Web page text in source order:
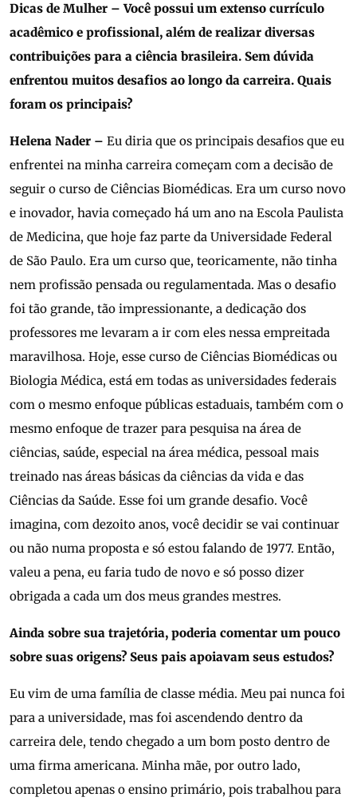
Dicas de Mulher – Você possui um extenso currículo
acadêmico e profissional, além de realizar diversas
contribuições para a ciência brasileira. Sem dúvida
enfrentou muitos desafios ao longo da carreira. Quais
foram os principais?
Helena Nader – Eu diria que os principais desafios que eu
enfrentei na minha carreira começam com a decisão de
seguir o curso de Ciências Biomédicas. Era um curso novo
e inovador, havia começado há um ano na Escola Paulista
de Medicina, que hoje faz parte da Universidade Federal
de São Paulo. Era um curso que, teoricamente, não tinha
nem profissão pensada ou regulamentada. Mas o desafio
foi tão grande, tão impressionante, a dedicação dos
professores me levaram a ir com eles nessa empreitada
maravilhosa. Hoje, esse curso de Ciências Biomédicas ou
Biologia Médica, está em todas as universidades federais
com o mesmo enfoque públicas estaduais, também com o
mesmo enfoque de trazer para pesquisa na área de
ciências, saúde, especial na área médica, pessoal mais
treinado nas áreas básicas da ciências da vida e das
Ciências da Saúde. Esse foi um grande desafio. Você
imagina, com dezoito anos, você decidir se vai continuar
ou não numa proposta e só estou falando de 1977. Então,
valeu a pena, eu faria tudo de novo e só posso dizer
obrigada a cada um dos meus grandes mestres.
Ainda sobre sua trajetória, poderia comentar um pouco
sobre suas origens? Seus pais apoiavam seus estudos?
Eu vim de uma família de classe média. Meu pai nunca foi
para a universidade, mas foi ascendendo dentro da
carreira dele, tendo chegado a um bom posto dentro de
uma firma americana. Minha mãe, por outro lado,
completou apenas o ensino primário, pois trabalhou para